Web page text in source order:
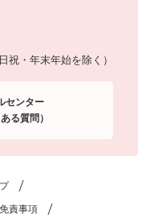
祝・年末年始を除く）
センター
ある質問）
責事項